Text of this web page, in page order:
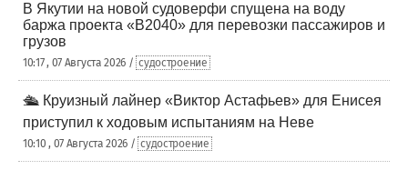
В Якутии на новой судоверфи спущена на воду
баржа проекта «В2040» для перевозки пассажиров и
грузов
10:17 , 07 Августа 2026 / судостроение
🛳️ Круизный лайнер «Виктор Астафьев» для Енисея
приступил к ходовым испытаниям на Неве
10:10 , 07 Августа 2026 / судостроение